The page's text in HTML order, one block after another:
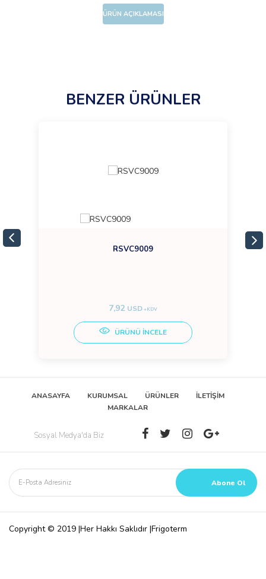
ÜRÜN AÇIKLAMASI
BENZER ÜRÜNLER
RSVC9009
7,92 USD+KDV
ÜRÜNÜ İNCELE
ANASAYFA KURUMSAL ÜRÜNLER
İLETİŞİM
MARKALAR
Sosyal Medya'da Biz
Copyright © 2019 |Her Hakkı Saklıdır |Frigoterm